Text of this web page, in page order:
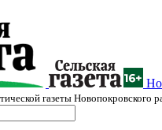
газеты Новопокровского